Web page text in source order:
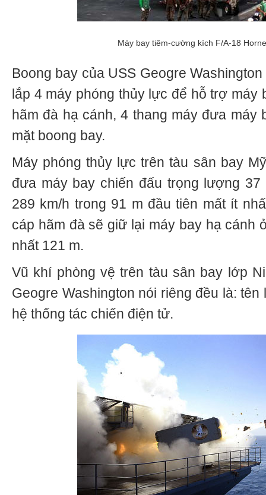
Máy bay tiêm-cường kích F/A-18
Boong bay của USS Geogre
lắp 4 máy phóng thủy lực để hỗ trợ máy
hãm đà hạ cánh, 4 thang máy đưa máy
mặt boong bay.
Máy phóng thủy lực trên tàu sân bay
đưa máy bay chiến đấu trọng lượng 37
289 km/h trong 91 m đầu tiên mất ít
cáp hãm đà sẽ giữ lại máy bay hạ cánh
nhất 121 m.
Vũ khí phòng vệ trên tàu sân bay lớp
Geogre Washington nói riêng đều là:
hệ thống tác chiến điện tử.